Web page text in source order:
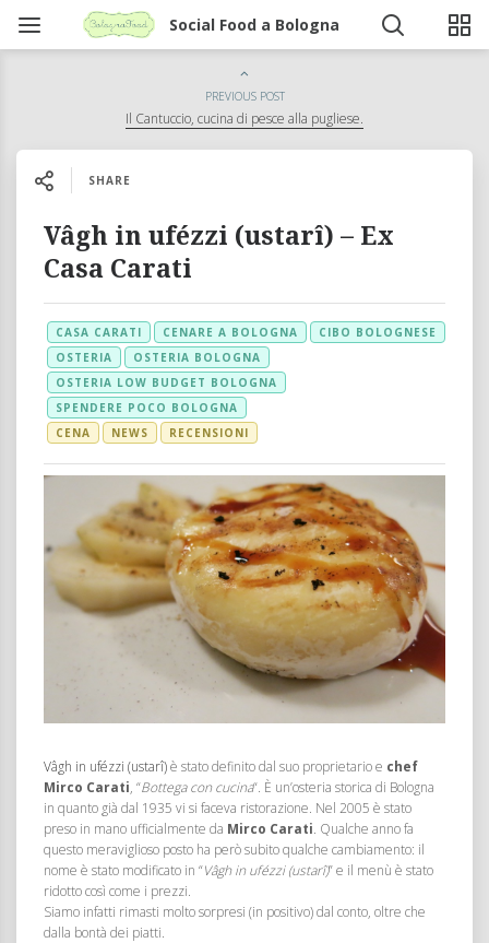
Social Food a Bologna
PREVIOUS POST
Il Cantuccio, cucina di pesce alla pugliese.
SHARE
Vâgh in ufézzi (ustarî) – Ex
Casa Carati
CASA CARATI CENARE A BOLOGNA
CIBO BOLOGNESE
OSTERIA
OSTERIA BOLOGNA
OSTERIA LOW BUDGET BOLOGNA
SPENDERE POCO BOLOGNA
CENA
NEWS RECENSIONI
Vâgh in ufézzi (ustarî)è stato definito dal suo proprietario e chef
Mirco Carati, “Bottega con cucina“. È un’osteria storica di Bologna
in quanto già dal 1935 vi si faceva ristorazione. Nel 2005 è stato
preso in mano ufficialmente da Mirco Carati. Qualche anno fa
questo meraviglioso posto ha però subito qualche cambiamento: il
nome è stato modificato in “Vâgh in ufézzi (ustarî)” e il menù è stato
ridotto così come i prezzi.
Siamo infatti rimasti molto sorpresi (in positivo) dal conto, oltre che
dalla bontà dei piatti.